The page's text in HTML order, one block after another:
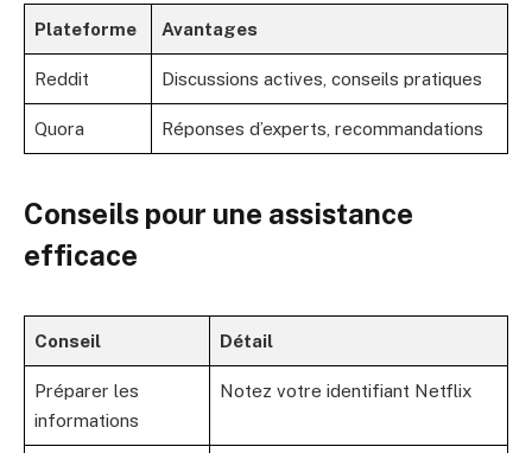
Plateforme Avantages
Reddit Discussions actives, conseils pratiques
Quora Réponses d’experts, recommandations
Conseils pour une assistance
efficace
Conseil Détail
Préparer les
informations
Notez votre identifiant Netflix